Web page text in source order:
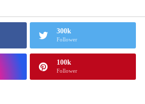
300k
Follower
100k
Follower